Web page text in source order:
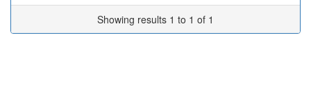
Showing results 1 to 1 of 1